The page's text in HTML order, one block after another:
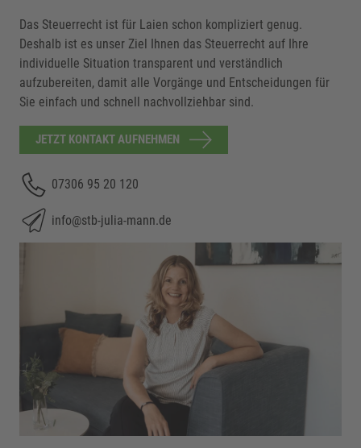
Das Steuerrecht ist für Laien schon kompliziert genug.
Deshalb ist es unser Ziel Ihnen das Steuerrecht auf Ihre
individuelle Situation transparent und verständlich
aufzubereiten, damit alle Vorgänge und Entscheidungen für
Sie einfach und schnell nachvollziehbar sind.
JETZT KONTAKT AUFNEHMEN
07306 95 20 120
info@stb-julia-mann.de